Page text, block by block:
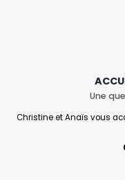
Une
Christine et Anaïs vous